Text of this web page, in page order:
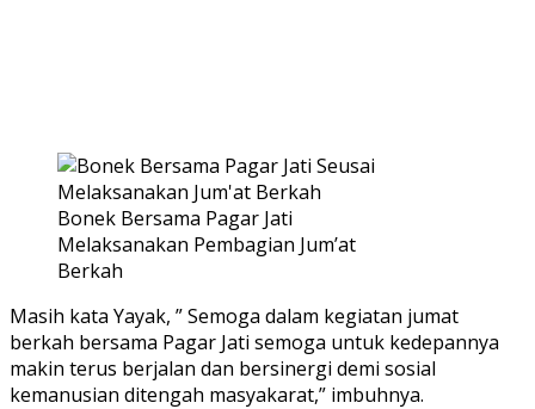
Bonek Bersama Pagar Jati
Melaksanakan Pembagian Jum’at
Berkah
Masih kata Yayak, ” Semoga dalam kegiatan jumat
berkah bersama Pagar Jati semoga untuk kedepannya
makin terus berjalan dan bersinergi demi sosial
kemanusian ditengah masyakarat,” imbuhnya.